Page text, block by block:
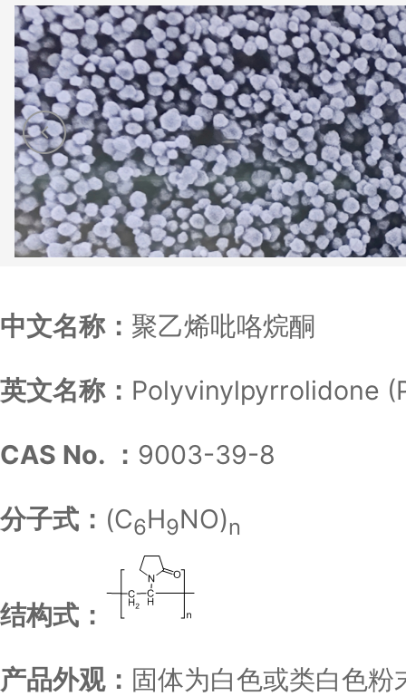
中文名称： 聚乙烯吡咯烷酮
英文名称： Polyvinylpyrrolidone
CAS No. ： 9003-39-8
分子式： (C6H9NO)n
结构式：
产品外观： 固体为白色或类白色粉